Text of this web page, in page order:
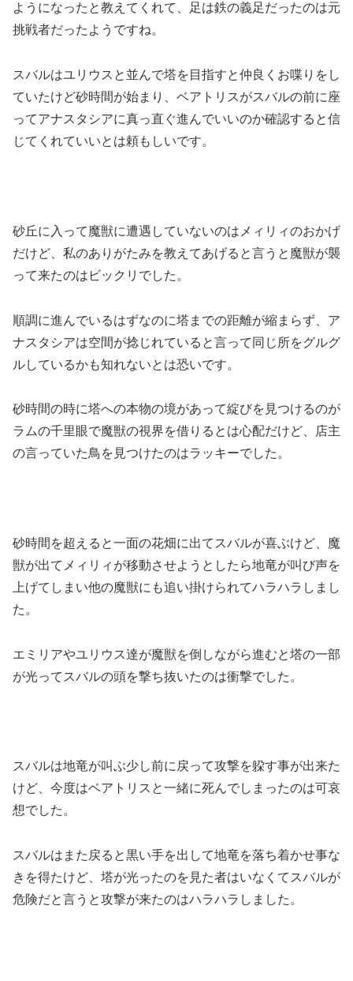
ようになったと教えてくれて、足は鉄の義足だったのは元
挑戦者だったようですね。
スバルはユリウスと並んで塔を目指すと仲良くお喋りをし
ていたけど砂時間が始まり、ベアトリスがスバルの前に座
ってアナスタシアに真っ直ぐ進んでいいのか確認すると信
じてくれていいとは頼もしいです。
砂丘に入って魔獣に遭遇していないのはメィリィのおかげ
だけど、私のありがたみを教えてあげると言うと魔獣が襲
って来たのはビックリでした。
順調に進んでいるはずなのに塔までの距離が縮まらず、ア
ナスタシアは空間が捻じれていると言って同じ所をグルグ
ルしているかも知れないとは恐いです。
砂時間の時に塔への本物の境があって綻びを見つけるのが
ラムの千里眼で魔獣の視界を借りるとは心配だけど、店主
の言っていた鳥を見つけたのはラッキーでした。
砂時間を超えると一面の花畑に出てスバルが喜ぶけど、魔
獣が出てメィリィが移動させようとしたら地竜が叫び声を
上げてしまい他の魔獣にも追い掛けられてハラハラしまし
た。
エミリアやユリウス達が魔獣を倒しながら進むと塔の一部
が光ってスバルの頭を撃ち抜いたのは衝撃でした。
スバルは地竜が叫ぶ少し前に戻って攻撃を躱す事が出来た
けど、今度はベアトリスと一緒に死んでしまったのは可哀
想でした。
スバルはまた戻ると黒い手を出して地竜を落ち着かせ事な
きを得たけど、塔が光ったのを見た者はいなくてスバルが
危険だと言うと攻撃が来たのはハラハラしました。